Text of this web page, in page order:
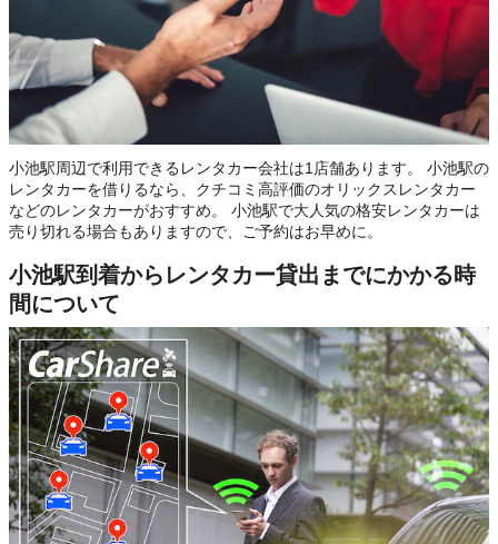
小池駅周辺で利用できるレンタカー会社は1店舗あります。 小池駅の
レンタカーを借りるなら、クチコミ高評価のオリックスレンタカー
などのレンタカーがおすすめ。 小池駅で大人気の格安レンタカーは
売り切れる場合もありますので、ご予約はお早めに。
小池駅到着からレンタカー貸出までにかかる時
間について